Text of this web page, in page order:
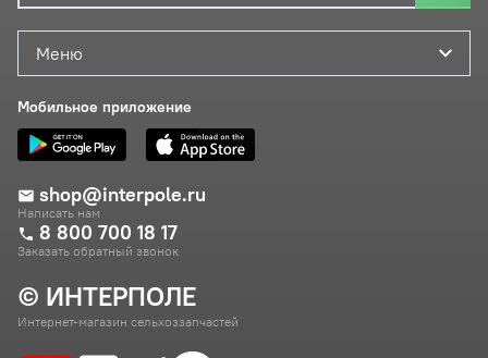
© ИНТЕРПОЛЕ
Интернет-магазин сельхоззапчастей
Меню
Мобильное приложение
shop@interpole.ru
Написать нам
8 800 700 18 17
Заказать обратный звонок